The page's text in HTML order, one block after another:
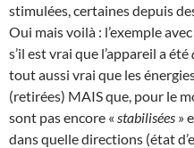
stimulées, certaines depuis
Oui mais voilà : l’exemple
s’il est vrai que l’appareil a été
tout aussi vrai que les
(retirées) MAIS que, pour le
sont pas encore « stabilisées »
dans quelle directions (état